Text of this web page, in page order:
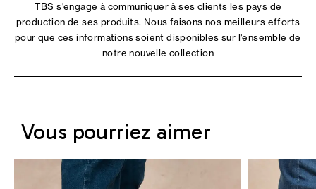
TBS s'engage à communiquer à ses clients les pays de
production de ses produits. Nous faisons nos meilleurs efforts
pour que ces informations soient disponibles sur l'ensemble de
notre nouvelle collection
Vous pourriez aimer